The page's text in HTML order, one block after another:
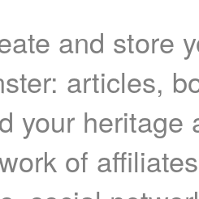
and store
articles,
your heritage
of